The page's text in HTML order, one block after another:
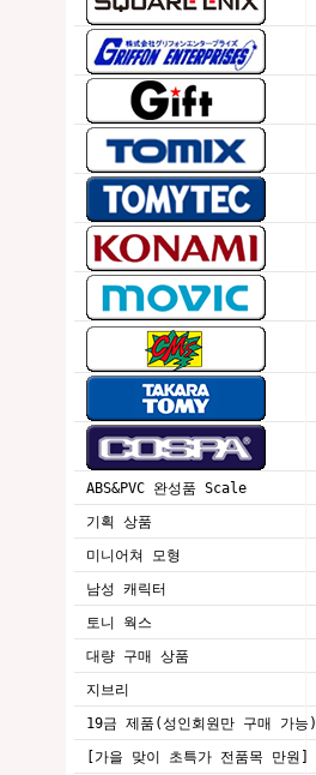
ABS&PVC 완성품 Scale
기획 상품
미니어쳐 모형
남성 캐릭터
토니 웍스
대량 구매 상품
지브리
19금 제품(성인회원만 구매 가능)
[가을 맞이 초특가 전품목 만원]